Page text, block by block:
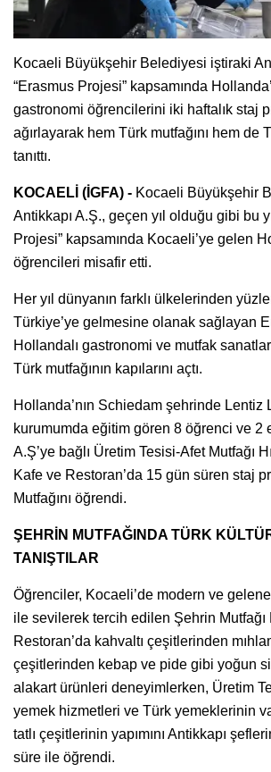
Kocaeli Büyükşehir Belediyesi iştiraki
“Erasmus Projesi” kapsamında
gastronomi öğrencilerini iki haftalık staj
ağırlayarak hem Türk mutfağını hem de
tanıttı.
KOCAELİ (İGFA) - Kocaeli Büyükşehir
Antikkapı A.Ş., geçen yıl olduğu gibi bu
Projesi” kapsamında Kocaeli’ye gelen
öğrencileri misafir etti.
Her yıl dünyanın farklı ülkelerinden
Türkiye’ye gelmesine olanak sağlayan
Hollandalı gastronomi ve mutfak
Türk mutfağının kapılarını açtı.
Hollanda’nın Schiedam şehrinde Lentiz
kurumumda eğitim gören 8 öğrenci ve 2
A.Ş’ye bağlı Üretim Tesisi-Afet Mutfağı
Kafe ve Restoran’da 15 gün süren staj
Mutfağını öğrendi.
ŞEHRİN MUTFAĞINDA TÜRK
TANIŞTILAR
Öğrenciler, Kocaeli’de modern ve
ile sevilerek tercih edilen Şehrin Mutfağı
Restoran’da kahvaltı çeşitlerinden
çeşitlerinden kebap ve pide gibi yoğun
alakart ürünleri deneyimlerken, Üretim
yemek hizmetleri ve Türk yemeklerinin
tatlı çeşitlerinin yapımını Antikkapı
süre ile öğrendi.